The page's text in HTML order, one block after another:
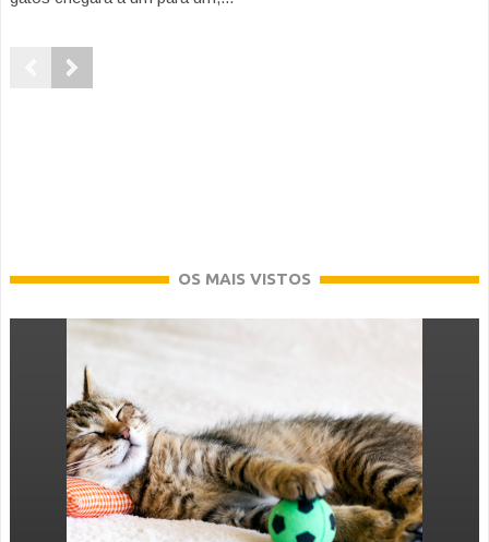
OS MAIS VISTOS